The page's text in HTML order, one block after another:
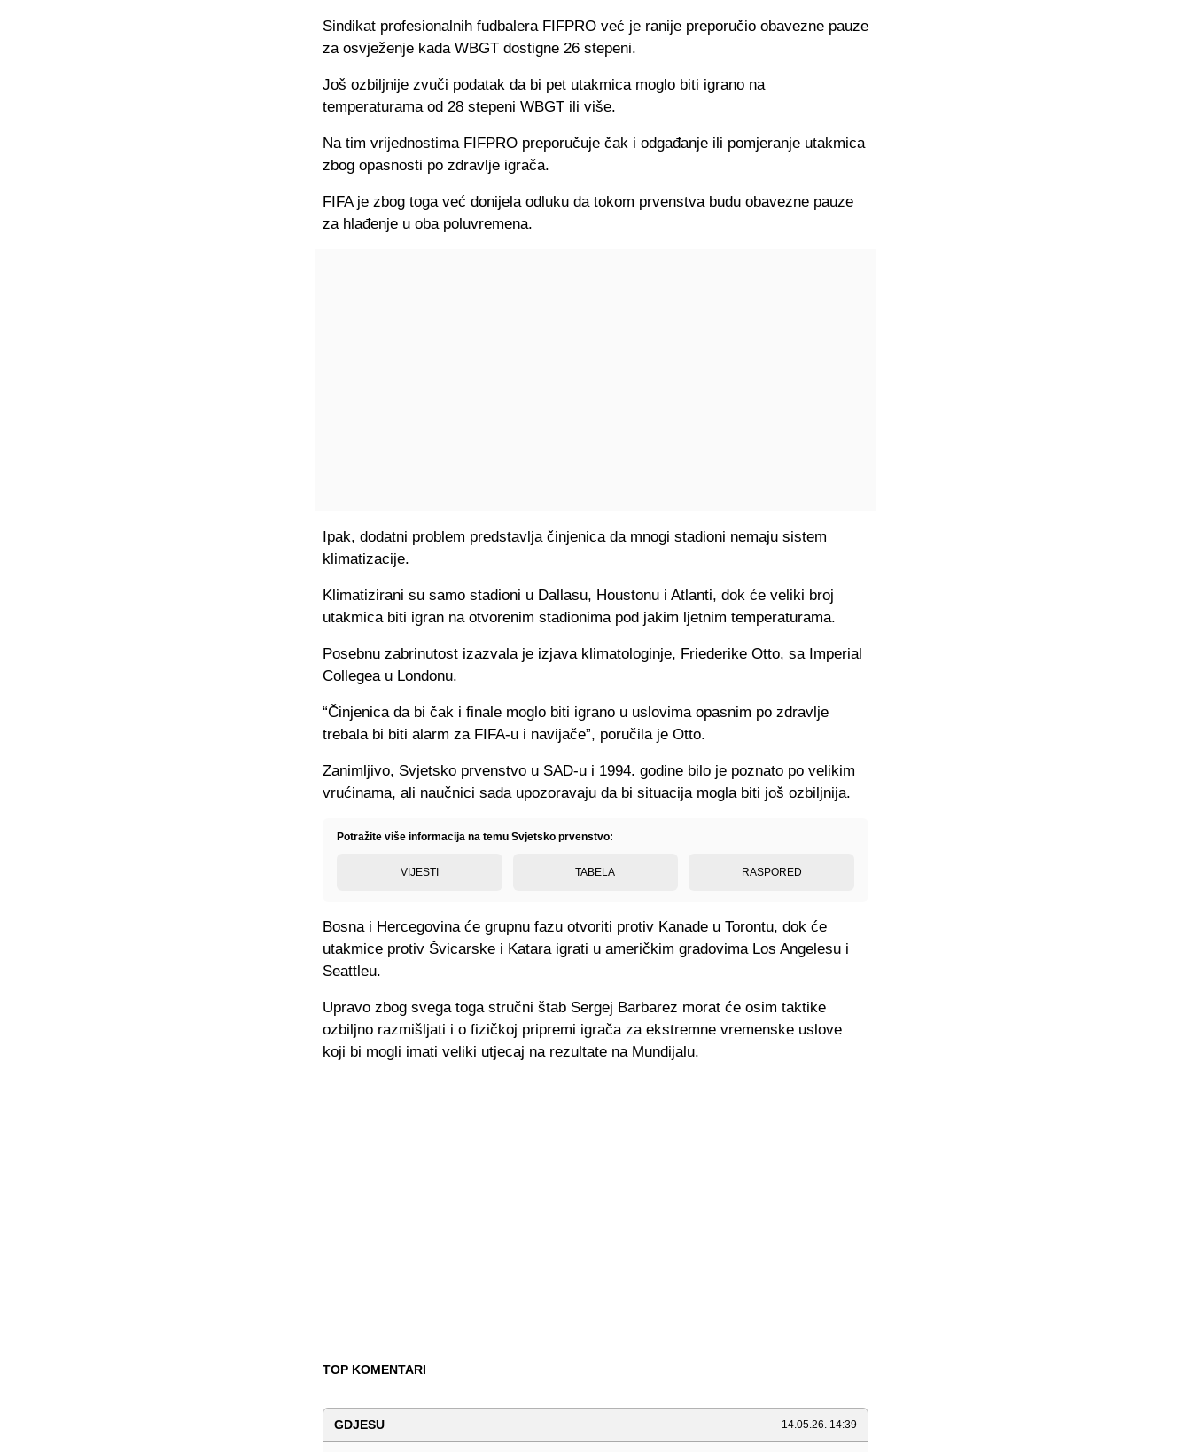
Sindikat profesionalnih fudbalera FIFPRO već je ranije preporučio obavezne pauze
za osvježenje kada WBGT dostigne 26 stepeni.
Još ozbiljnije zvuči podatak da bi pet utakmica moglo biti igrano na
temperaturama od 28 stepeni WBGT ili više.
Na tim vrijednostima FIFPRO preporučuje čak i odgađanje ili pomjeranje utakmica
zbog opasnosti po zdravlje igrača.
FIFA je zbog toga već donijela odluku da tokom prvenstva budu obavezne pauze
za hlađenje u oba poluvremena.
Ipak, dodatni problem predstavlja činjenica da mnogi stadioni nemaju sistem
klimatizacije.
Klimatizirani su samo stadioni u Dallasu, Houstonu i Atlanti, dok će veliki broj
utakmica biti igran na otvorenim stadionima pod jakim ljetnim temperaturama.
Posebnu zabrinutost izazvala je izjava klimatologinje, Friederike Otto, sa Imperial
Collegea u Londonu.
“Činjenica da bi čak i finale moglo biti igrano u uslovima opasnim po zdravlje
trebala bi biti alarm za FIFA-u i navijače”, poručila je Otto.
Zanimljivo, Svjetsko prvenstvo u SAD-u i 1994. godine bilo je poznato po velikim
vrućinama, ali naučnici sada upozoravaju da bi situacija mogla biti još ozbiljnija.
Potražite više informacija na temu Svjetsko prvenstvo:
VIJESTI TABELA RASPORED
Bosna i Hercegovina će grupnu fazu otvoriti protiv Kanade u Torontu, dok će
utakmice protiv Švicarske i Katara igrati u američkim gradovima Los Angelesu i
Seattleu.
Upravo zbog svega toga stručni štab Sergej Barbarez morat će osim taktike
ozbiljno razmišljati i o fizičkoj pripremi igrača za ekstremne vremenske uslove
koji bi mogli imati veliki utjecaj na rezultate na Mundijalu.
TOP KOMENTARI
GDJESU 14.05.26. 14:39